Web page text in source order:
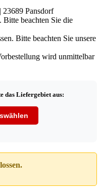
23689 Pansdorf
Bitte beachten Sie unsere
wird unmittelbar
das Liefergebiet aus: